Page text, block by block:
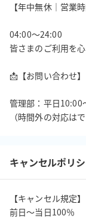
【年中無休｜営業時
04:00〜24:00
皆さまのご利用を
📩【お問い合わせ】
管理部：平日10:00
（時間外の対応は
キャンセルポリ
【キャンセル規定】
前日〜当日100％